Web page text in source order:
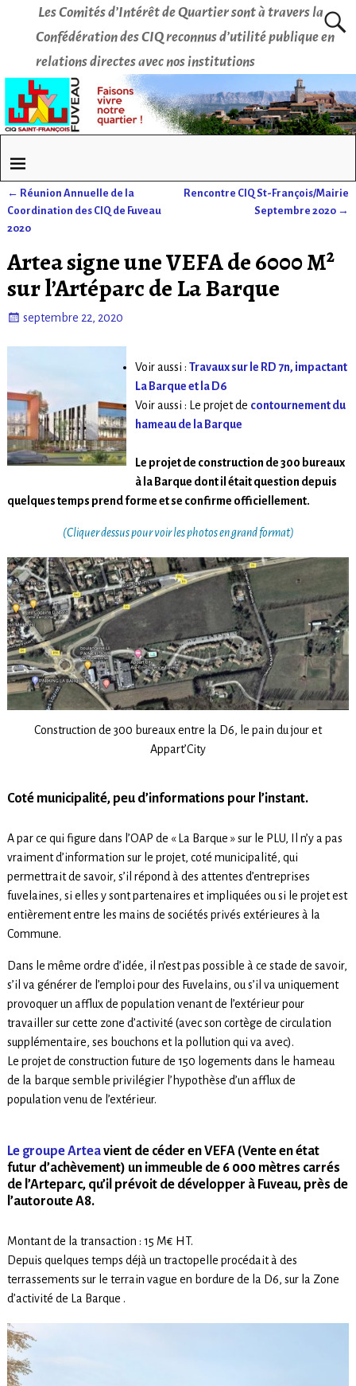
Les Comités d’Intérêt de Quartier sont à travers la
Confédération des CIQ reconnus d’utilité publique en
relations directes avec nos institutions
Navigation des articles
← Réunion Annuelle de la
Coordination des CIQ de Fuveau
2020
Rencontre CIQ St-François/Mairie
Septembre 2020 →
Artea signe une VEFA de 6000 M²
sur l’Artéparc de La Barque
septembre 22, 2020
Voir aussi : Travaux sur le RD 7n, impactant
La Barque et la D6
Voir aussi : Le projet de contournement du
hameau de la Barque
Le projet de construction de 300 bureaux
à la Barque dont il était question depuis
quelques temps prend forme et se confirme officiellement.
(Cliquer dessus pour voir les photos en grand format)
Construction de 300 bureaux entre la D6, le pain du jour et
Appart’City
Coté municipalité, peu d’informations pour l’instant.
A par ce qui figure dans l’OAP de « La Barque » sur le PLU, Il n’y a pas
vraiment d’information sur le projet, coté municipalité, qui
permettrait de savoir, s’il répond à des attentes d’entreprises
fuvelaines, si elles y sont partenaires et impliquées ou si le projet est
entièrement entre les mains de sociétés privés extérieures à la
Commune.
Dans le même ordre d’idée, il n’est pas possible à ce stade de savoir,
s’il va générer de l’emploi pour des Fuvelains, ou s’il va uniquement
provoquer un afflux de population venant de l’extérieur pour
travailler sur cette zone d’activité (avec son cortège de circulation
supplémentaire, ses bouchons et la pollution qui va avec).
Le projet de construction future de 150 logements dans le hameau
de la barque semble privilégier l’hypothèse d’un afflux de
population venu de l’extérieur.
Le groupe Arteavient de céder en VEFA (Vente en état
futur d’achèvement) un immeuble de 6 000 mètres carrés
de l’Arteparc, qu’il prévoit de développer à Fuveau, près de
l’autoroute A8.
Montant de la transaction : 15 M€ HT.
Depuis quelques temps déjà un tractopelle procédait à des
terrassements sur le terrain vague en bordure de la D6, sur la Zone
d’activité de La Barque .